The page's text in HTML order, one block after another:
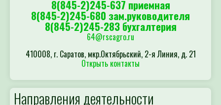
8(845-2)245-680 зам.руководителя
8(845-2)245-283 бухгалтерия
64@rscagro.ru
410008, г. Саратов, мкр.Октябрьский, 2-я Линия, д. 21
Открыть контакты
Направления деятельности